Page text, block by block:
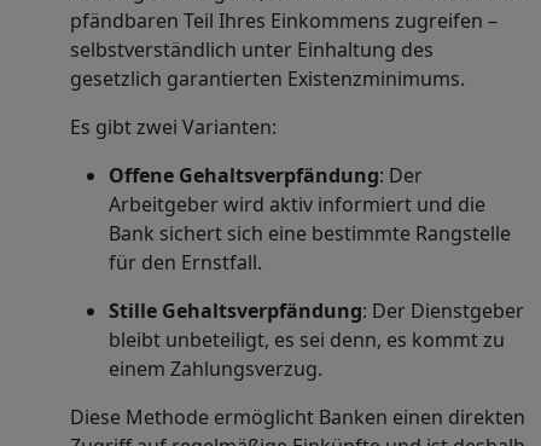
pfändbaren Teil Ihres Einkommens zugreifen –
selbstverständlich unter Einhaltung des
gesetzlich garantierten Existenzminimums.
Es gibt zwei Varianten:
Offene Gehaltsverpfändung: Der
Arbeitgeber wird aktiv informiert und die
Bank sichert sich eine bestimmte Rangstelle
für den Ernstfall.
Stille Gehaltsverpfändung: Der Dienstgeber
bleibt unbeteiligt, es sei denn, es kommt zu
einem Zahlungsverzug.
Diese Methode ermöglicht Banken einen direkten